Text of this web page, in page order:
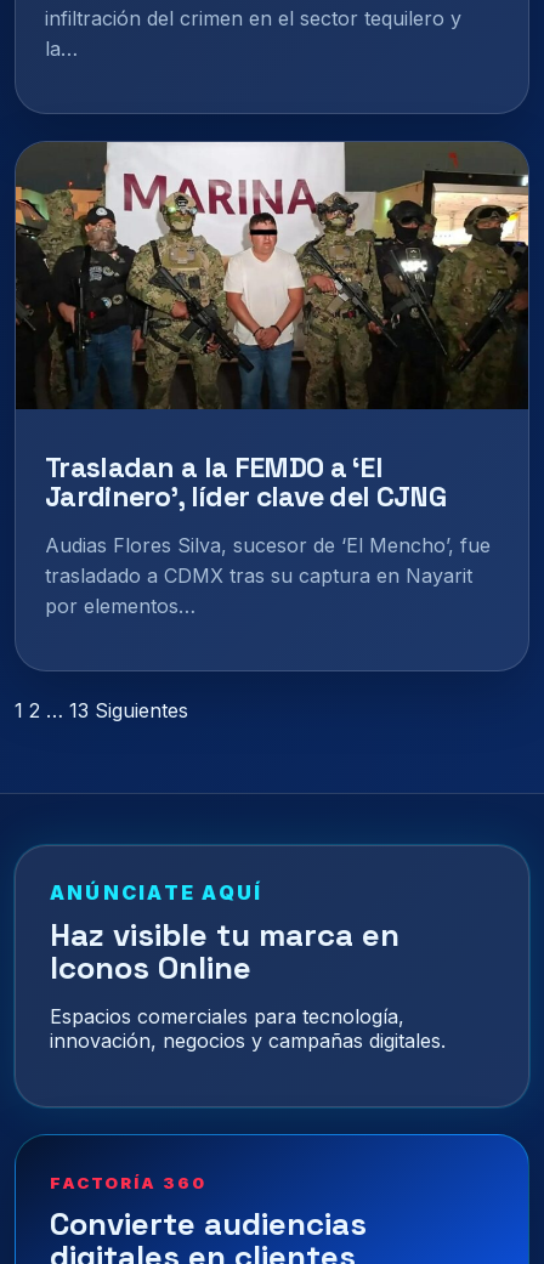
infiltración del crimen en el sector tequilero y
la…
Trasladan a la FEMDO a ‘El
Jardinero’, líder clave del CJNG
Audias Flores Silva, sucesor de ‘El Mencho’, fue
trasladado a CDMX tras su captura en Nayarit
por elementos…
Paginación
entradas
1 2 … 13 Siguientes
ANÚNCIATE AQUÍ
Haz visible tu marca en
Iconos Online
Espacios comerciales para tecnología,
innovación, negocios y campañas digitales.
FACTORÍA 360
Convierte audiencias